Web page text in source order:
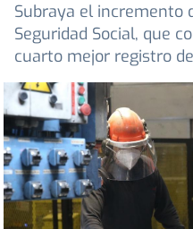
Subraya el incremento
Seguridad Social, que
cuarto mejor registro